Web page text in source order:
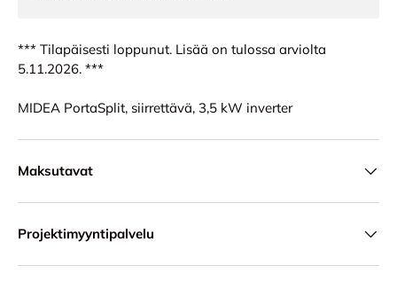
*** Tilapäisesti loppunut. Lisää on tulossa arviolta
5.11.2026. ***
MIDEA PortaSplit, siirrettävä, 3,5 kW inverter
Maksutavat
Projektimyyntipalvelu